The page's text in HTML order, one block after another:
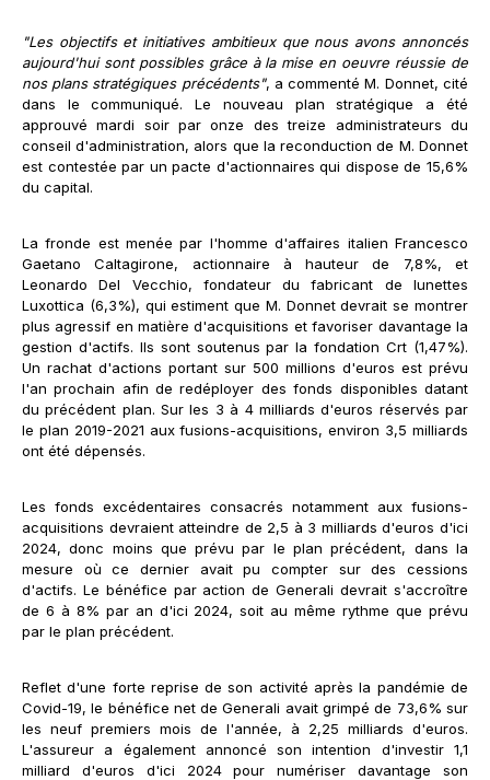
"Les objectifs et initiatives ambitieux que nous avons annoncés
aujourd'hui sont possibles grâce à la mise en oeuvre réussie de
nos plans stratégiques précédents", a commenté M. Donnet, cité
dans le communiqué. Le nouveau plan stratégique a été
approuvé mardi soir par onze des treize administrateurs du
conseil d'administration, alors que la reconduction de M. Donnet
est contestée par un pacte d'actionnaires qui dispose de 15,6%
du capital.
La fronde est menée par l'homme d'affaires italien Francesco
Gaetano Caltagirone, actionnaire à hauteur de 7,8%, et
Leonardo Del Vecchio, fondateur du fabricant de lunettes
Luxottica (6,3%), qui estiment que M. Donnet devrait se montrer
plus agressif en matière d'acquisitions et favoriser davantage la
gestion d'actifs. Ils sont soutenus par la fondation Crt (1,47%).
Un rachat d'actions portant sur 500 millions d'euros est prévu
l'an prochain afin de redéployer des fonds disponibles datant
du précédent plan. Sur les 3 à 4 milliards d'euros réservés par
le plan 2019-2021 aux fusions-acquisitions, environ 3,5 milliards
ont été dépensés.
Les fonds excédentaires consacrés notamment aux fusions-
acquisitions devraient atteindre de 2,5 à 3 milliards d'euros d'ici
2024, donc moins que prévu par le plan précédent, dans la
mesure où ce dernier avait pu compter sur des cessions
d'actifs. Le bénéfice par action de Generali devrait s'accroître
de 6 à 8% par an d'ici 2024, soit au même rythme que prévu
par le plan précédent.
Reflet d'une forte reprise de son activité après la pandémie de
Covid-19, le bénéfice net de Generali avait grimpé de 73,6% sur
les neuf premiers mois de l'année, à 2,25 milliards d'euros.
L'assureur a également annoncé son intention d'investir 1,1
milliard d'euros d'ici 2024 pour numériser davantage son